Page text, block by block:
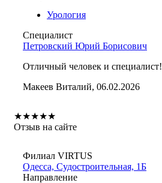
Урология
Специалист
Петровский Юрий Борисович
Отличный человек и специалист!
Макеев Виталий, 06.02.2026
★★★★★
Отзыв на сайте
Филиал VIRTUS
Одесса, Судостроительная, 1Б
Направление